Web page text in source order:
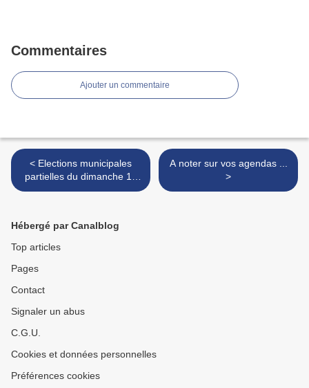
Commentaires
Ajouter un commentaire
< Elections municipales
partielles du dimanche 16
septembre 2012
A noter sur vos agendas ...
>
Hébergé par Canalblog
Top articles
Pages
Contact
Signaler un abus
C.G.U.
Cookies et données personnelles
Préférences cookies